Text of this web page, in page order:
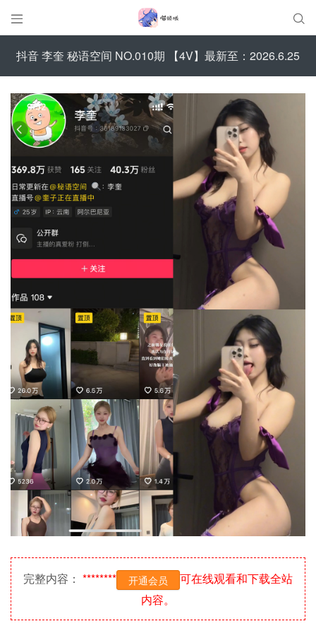
 
抖音 李奎 秘语空间 NO.010期 【4V】最新至：2026.6.25
完整内容： ******** 开通会员
可在线观看和下载全站
内容。